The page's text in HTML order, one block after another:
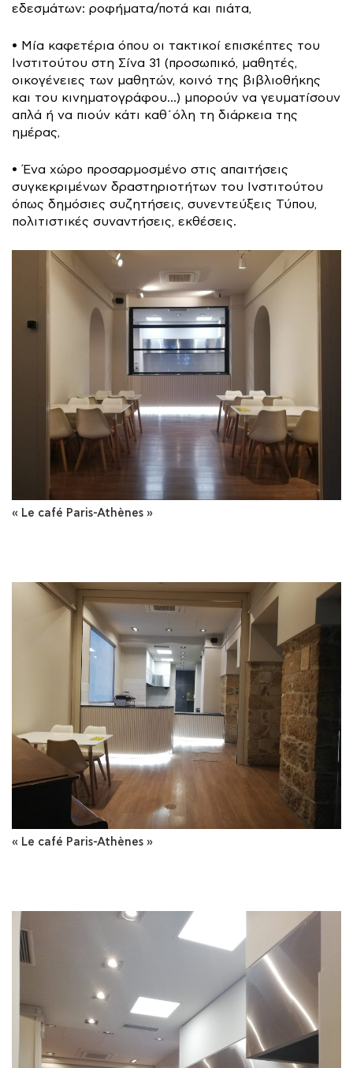
εδεσμάτων: ροφήματα/ποτά και πιάτα,
• Μία καφετέρια όπου οι τακτικοί επισκέπτες του
Ινστιτούτου στη Σίνα 31 (προσωπικό, μαθητές,
οικογένειες των μαθητών, κοινό της βιβλιοθήκης
και του κινηματογράφου…) μπορούν να γευματίσουν
απλά ή να πιούν κάτι καθ΄όλη τη διάρκεια της
ημέρας,
• Ένα χώρο προσαρμοσμένο στις απαιτήσεις
συγκεκριμένων δραστηριοτήτων του Ινστιτούτου
όπως δημόσιες συζητήσεις, συνεντεύξεις Τύπου,
πολιτιστικές συναντήσεις, εκθέσεις.
« Le café Paris-Athènes »
« Le café Paris-Athènes »